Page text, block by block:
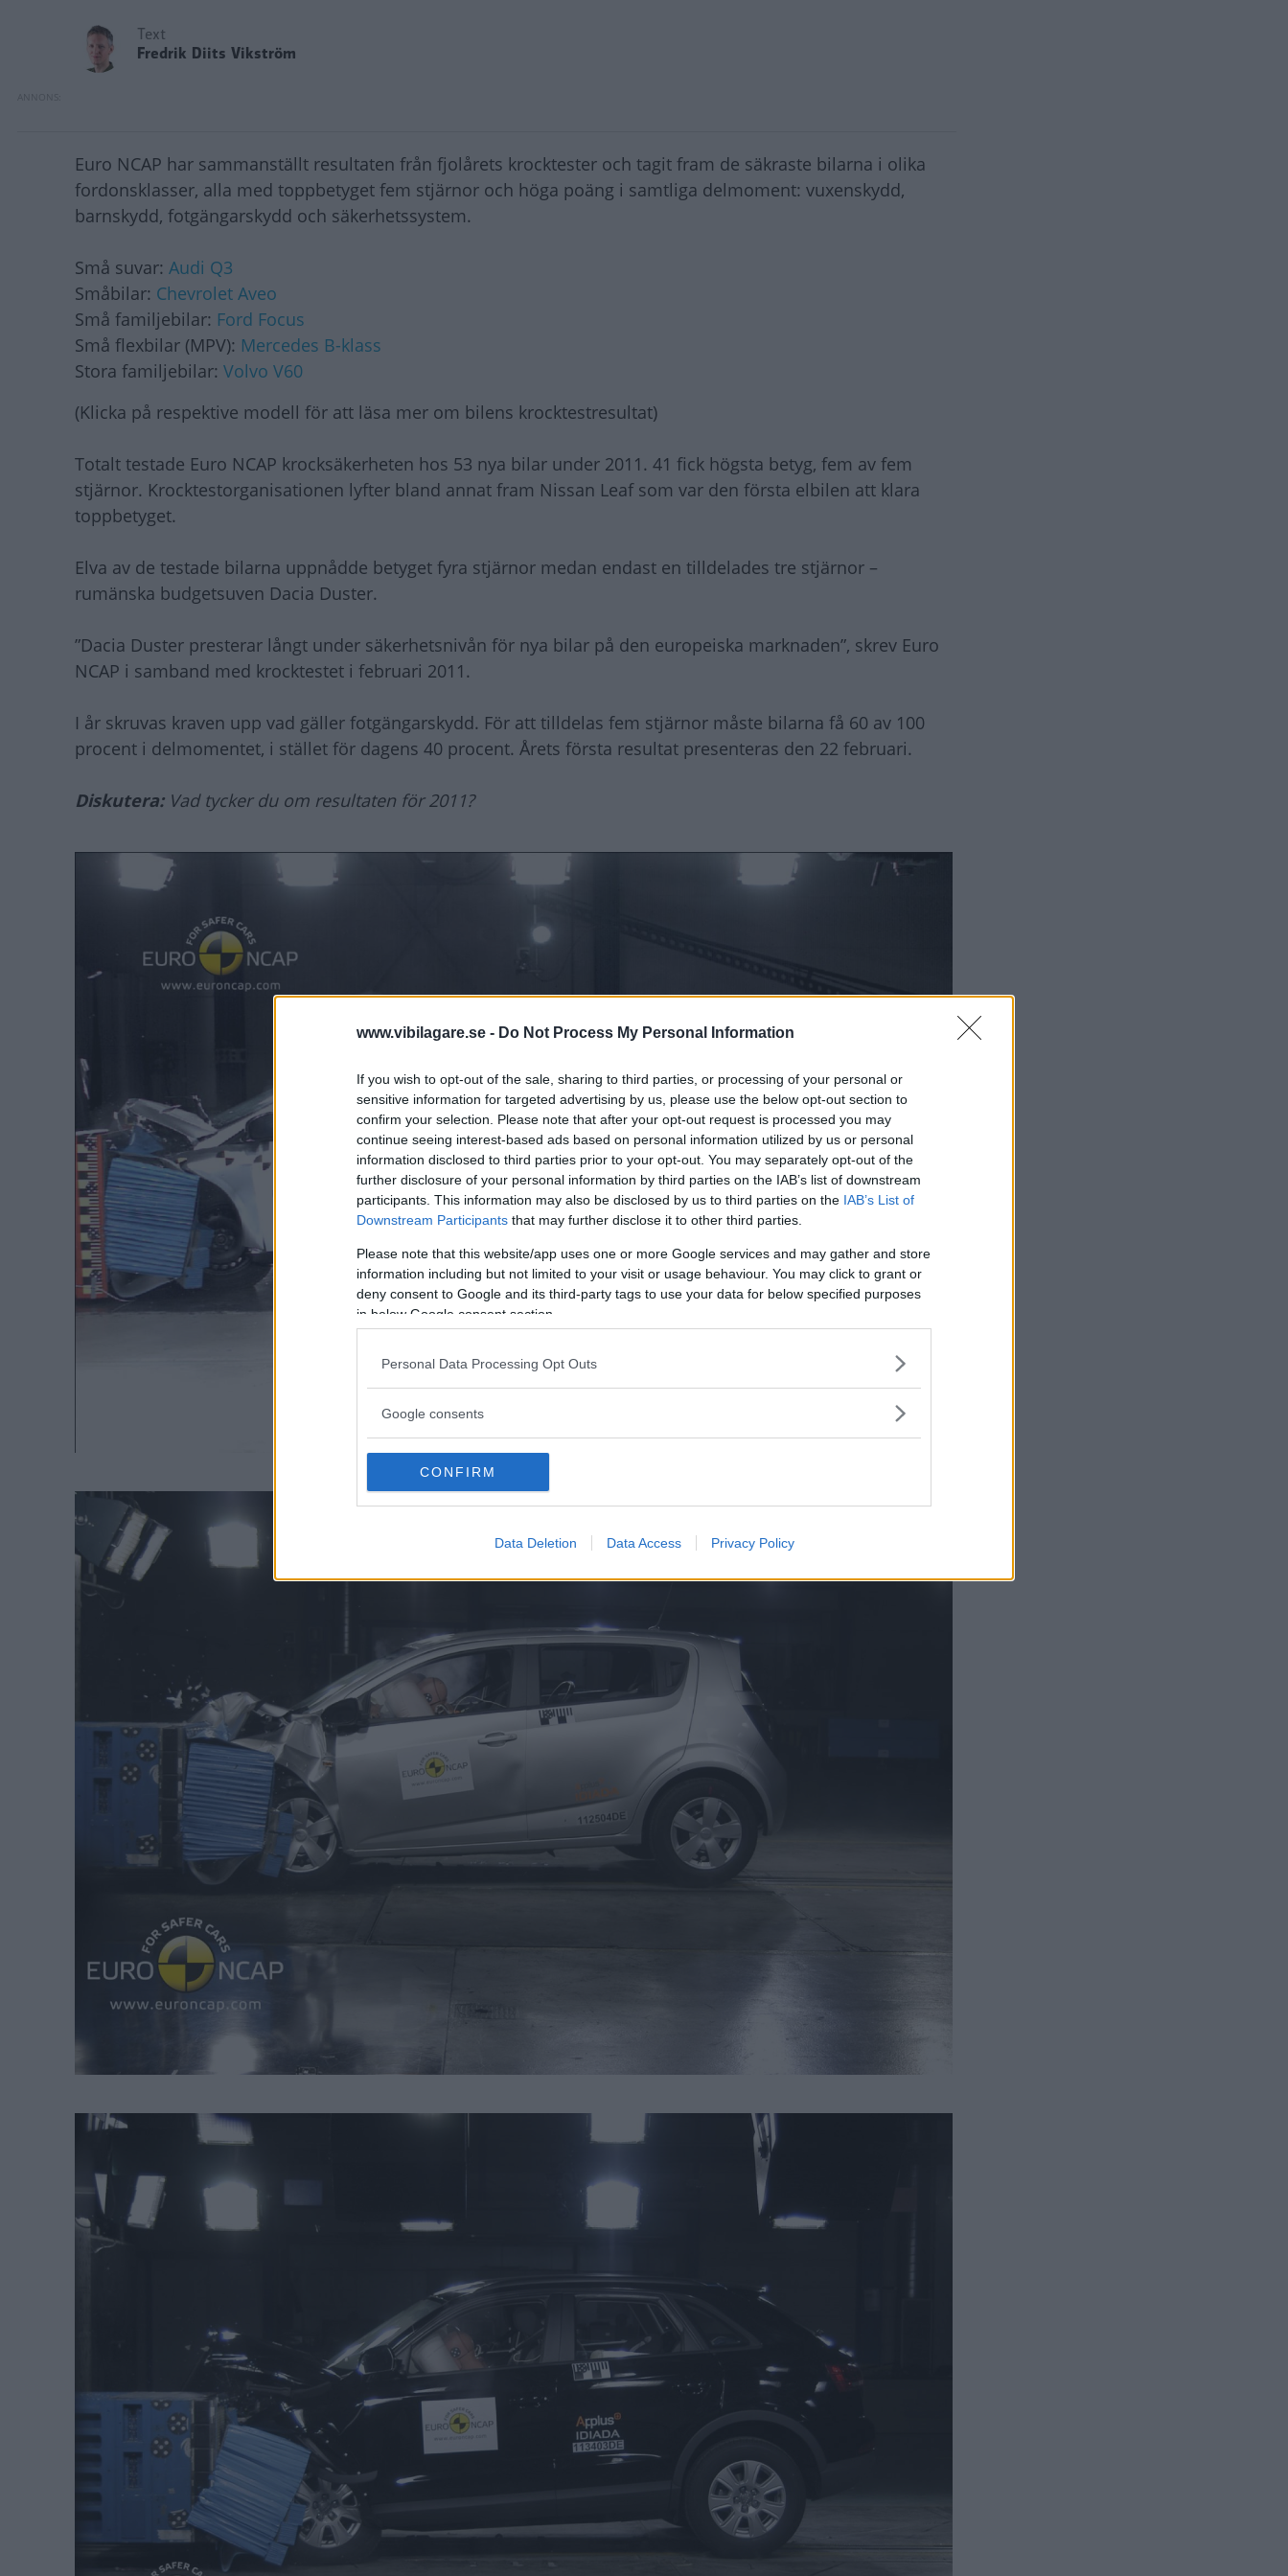
www.vibilagare.se - Do Not Process My Personal Information
If you wish to opt-out of the sale, sharing to third parties, or processing of your personal or
sensitive information for targeted advertising by us, please use the below opt-out section to
confirm your selection. Please note that after your opt-out request is processed you may
continue seeing interest-based ads based on personal information utilized by us or personal
information disclosed to third parties prior to your opt-out. You may separately opt-out of the
further disclosure of your personal information by third parties on the IAB’s list of downstream
participants. This information may also be disclosed by us to third parties on the IAB’s List of
Downstream Participants that may further disclose it to other third parties.
Please note that this website/app uses one or more Google services and may gather and store
information including but not limited to your visit or usage behaviour. You may click to grant or
deny consent to Google and its third-party tags to use your data for below specified purposes
in below Google consent section.
Personal Data Processing Opt Outs
Google consents
CONFIRM
Data Deletion Data Access Privacy Policy
Text
Fredrik Diits Vikström
Euro NCAP har sammanställt resultaten från fjolårets krocktester och tagit fram de säkraste bilarna i olika
fordonsklasser, alla med toppbetyget fem stjärnor och höga poäng i samtliga delmoment: vuxenskydd,
barnskydd, fotgängarskydd och säkerhetssystem.
Små suvar: Audi Q3
Småbilar: Chevrolet Aveo
Små familjebilar: Ford Focus
Små flexbilar (MPV): Mercedes B-klass
Stora familjebilar: Volvo V60
(Klicka på respektive modell för att läsa mer om bilens krocktestresultat)
Totalt testade Euro NCAP krocksäkerheten hos 53 nya bilar under 2011. 41 fick högsta betyg, fem av fem
stjärnor. Krocktestorganisationen lyfter bland annat fram Nissan Leaf som var den första elbilen att klara
toppbetyget.
Elva av de testade bilarna uppnådde betyget fyra stjärnor medan endast en tilldelades tre stjärnor –
rumänska budgetsuven Dacia Duster.
”Dacia Duster presterar långt under säkerhetsnivån för nya bilar på den europeiska marknaden”, skrev Euro
NCAP i samband med krocktestet i februari 2011.
I år skruvas kraven upp vad gäller fotgängarskydd. För att tilldelas fem stjärnor måste bilarna få 60 av 100
procent i delmomentet, i stället för dagens 40 procent. Årets första resultat presenteras den 22 februari.
Diskutera: Vad tycker du om resultaten för 2011?